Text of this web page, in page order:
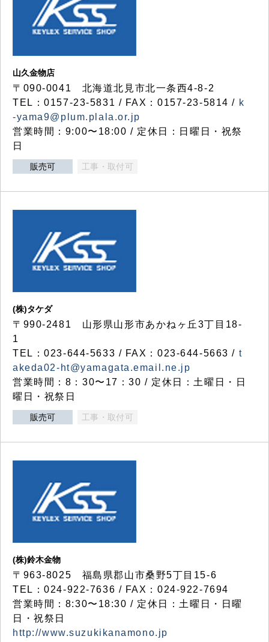
山久金物店
〒090-0041 北海道北見市北一条西4-8-2
TEL：0157-23-5831 / FAX：0157-23-5814 / k
-yama9@plum.plala.or.jp
営業時間：9:00〜18:00 / 定休日：日曜日・祝祭
日
販売可 工事・取付可
(株)タケダ
〒990-2481 山形県山形市あかねヶ丘3丁目18-
1
TEL：023-644-5633 / FAX：023-644-5663 / t
akeda02-ht@yamagata.email.ne.jp
営業時間：8：30〜17：30 / 定休日：土曜日・日
曜日・祝祭日
販売可 工事・取付可
(株)鈴木金物
〒963-8025 福島県郡山市桑野5丁目15-6
TEL：024-922-7636 / FAX：024-922-7694
営業時間：8:30〜18:30 / 定休日：土曜日・日曜
日・祝祭日
http://www.suzukikanamono.jp